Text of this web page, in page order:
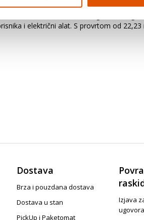
Expert for Concrete ima nenadmašan
uravnoteženosti brusne glave
i električni alat. S provrtom od
Dostava
Brza i pouzdana dostava
Dostava u stan
PickUp i Paketomat
Izjava
ugovora